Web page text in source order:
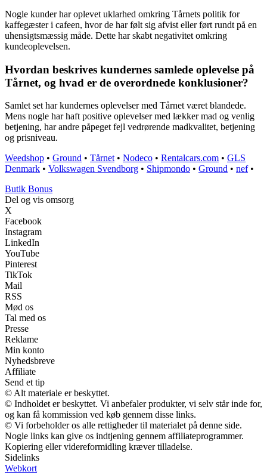
Nogle kunder har oplevet uklarhed omkring Tårnets politik for
kaffegæster i cafeen, hvor de har følt sig afvist eller ført rundt på en
uhensigtsmæssig måde. Dette har skabt negativitet omkring
kundeoplevelsen.
Hvordan beskrives kundernes samlede oplevelse på
Tårnet, og hvad er de overordnede konklusioner?
Samlet set har kundernes oplevelser med Tårnet været blandede.
Mens nogle har haft positive oplevelser med lækker mad og venlig
betjening, har andre påpeget fejl vedrørende madkvalitet, betjening
og prisniveau.
Weedshop • Ground • Tårnet • Nodeco • Rentalcars.com • GLS
Denmark • Volkswagen Svendborg • Shipmondo • Ground • nef•
Butik Bonus
Del og vis omsorg
X
Facebook
Instagram
LinkedIn
YouTube
Pinterest
TikTok
Mail
RSS
Mød os
Tal med os
Presse
Reklame
Min konto
Nyhedsbreve
Affiliate
Send et tip
© Alt materiale er beskyttet.
© Indholdet er beskyttet. Vi anbefaler produkter, vi selv står inde for,
og kan få kommission ved køb gennem disse links.
© Vi forbeholder os alle rettigheder til materialet på denne side.
Nogle links kan give os indtjening gennem affiliateprogrammer.
Kopiering eller videreformidling kræver tilladelse.
Sidelinks
Webkort